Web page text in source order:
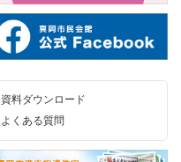
資料ダウンロード
よくある質問